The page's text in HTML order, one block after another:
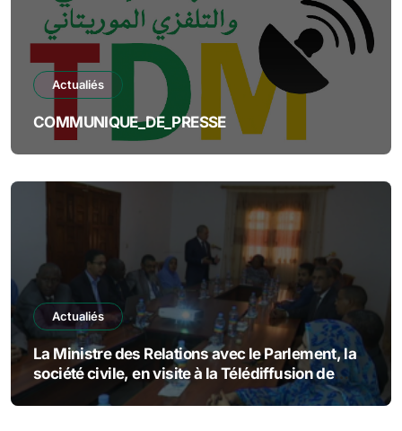
Actualiés
COMMUNIQUE_DE_PRESSE
Actualiés
La Ministre des Relations avec le Parlement, la
société civile, en visite à la Télédiffusion de
Mauritanie.